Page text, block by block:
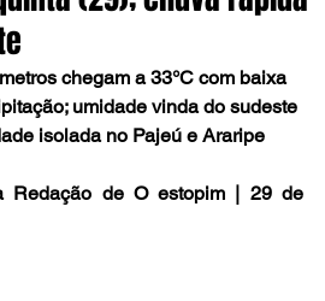
chegam a 33°C com baixa
umidade vinda do sudeste
isolada no Pajeú e Araripe
Redação de O estopim | 29 de